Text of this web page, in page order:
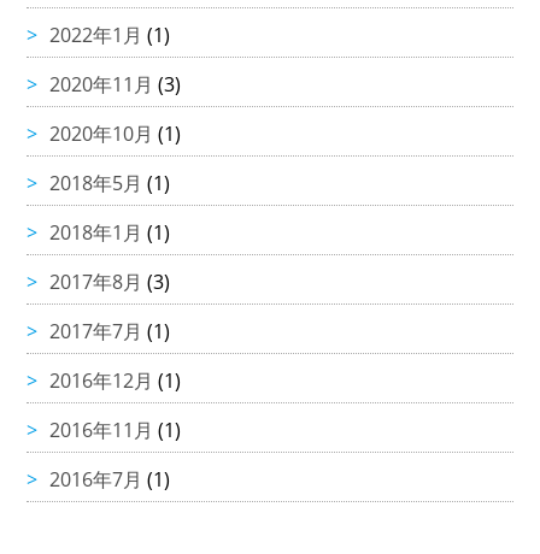
2022年1月 (1)
2020年11月 (3)
2020年10月 (1)
2018年5月 (1)
2018年1月 (1)
2017年8月 (3)
2017年7月 (1)
2016年12月 (1)
2016年11月 (1)
2016年7月 (1)